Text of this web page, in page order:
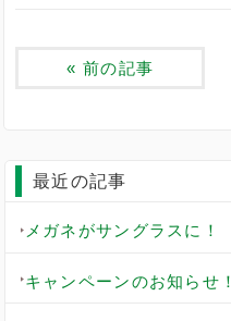
« 前の記事
最近の記事
メガネがサングラスに！
キャンペーンのお知らせ！